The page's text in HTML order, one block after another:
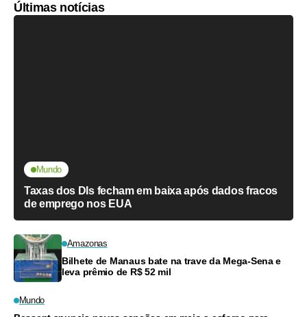
Últimas notícias
Mundo
Taxas dos DIs fecham em baixa após dados fracos
de emprego nos EUA
Amazonas
Bilhete de Manaus bate na trave da Mega-Sena e
leva prêmio de R$ 52 mil
Mundo